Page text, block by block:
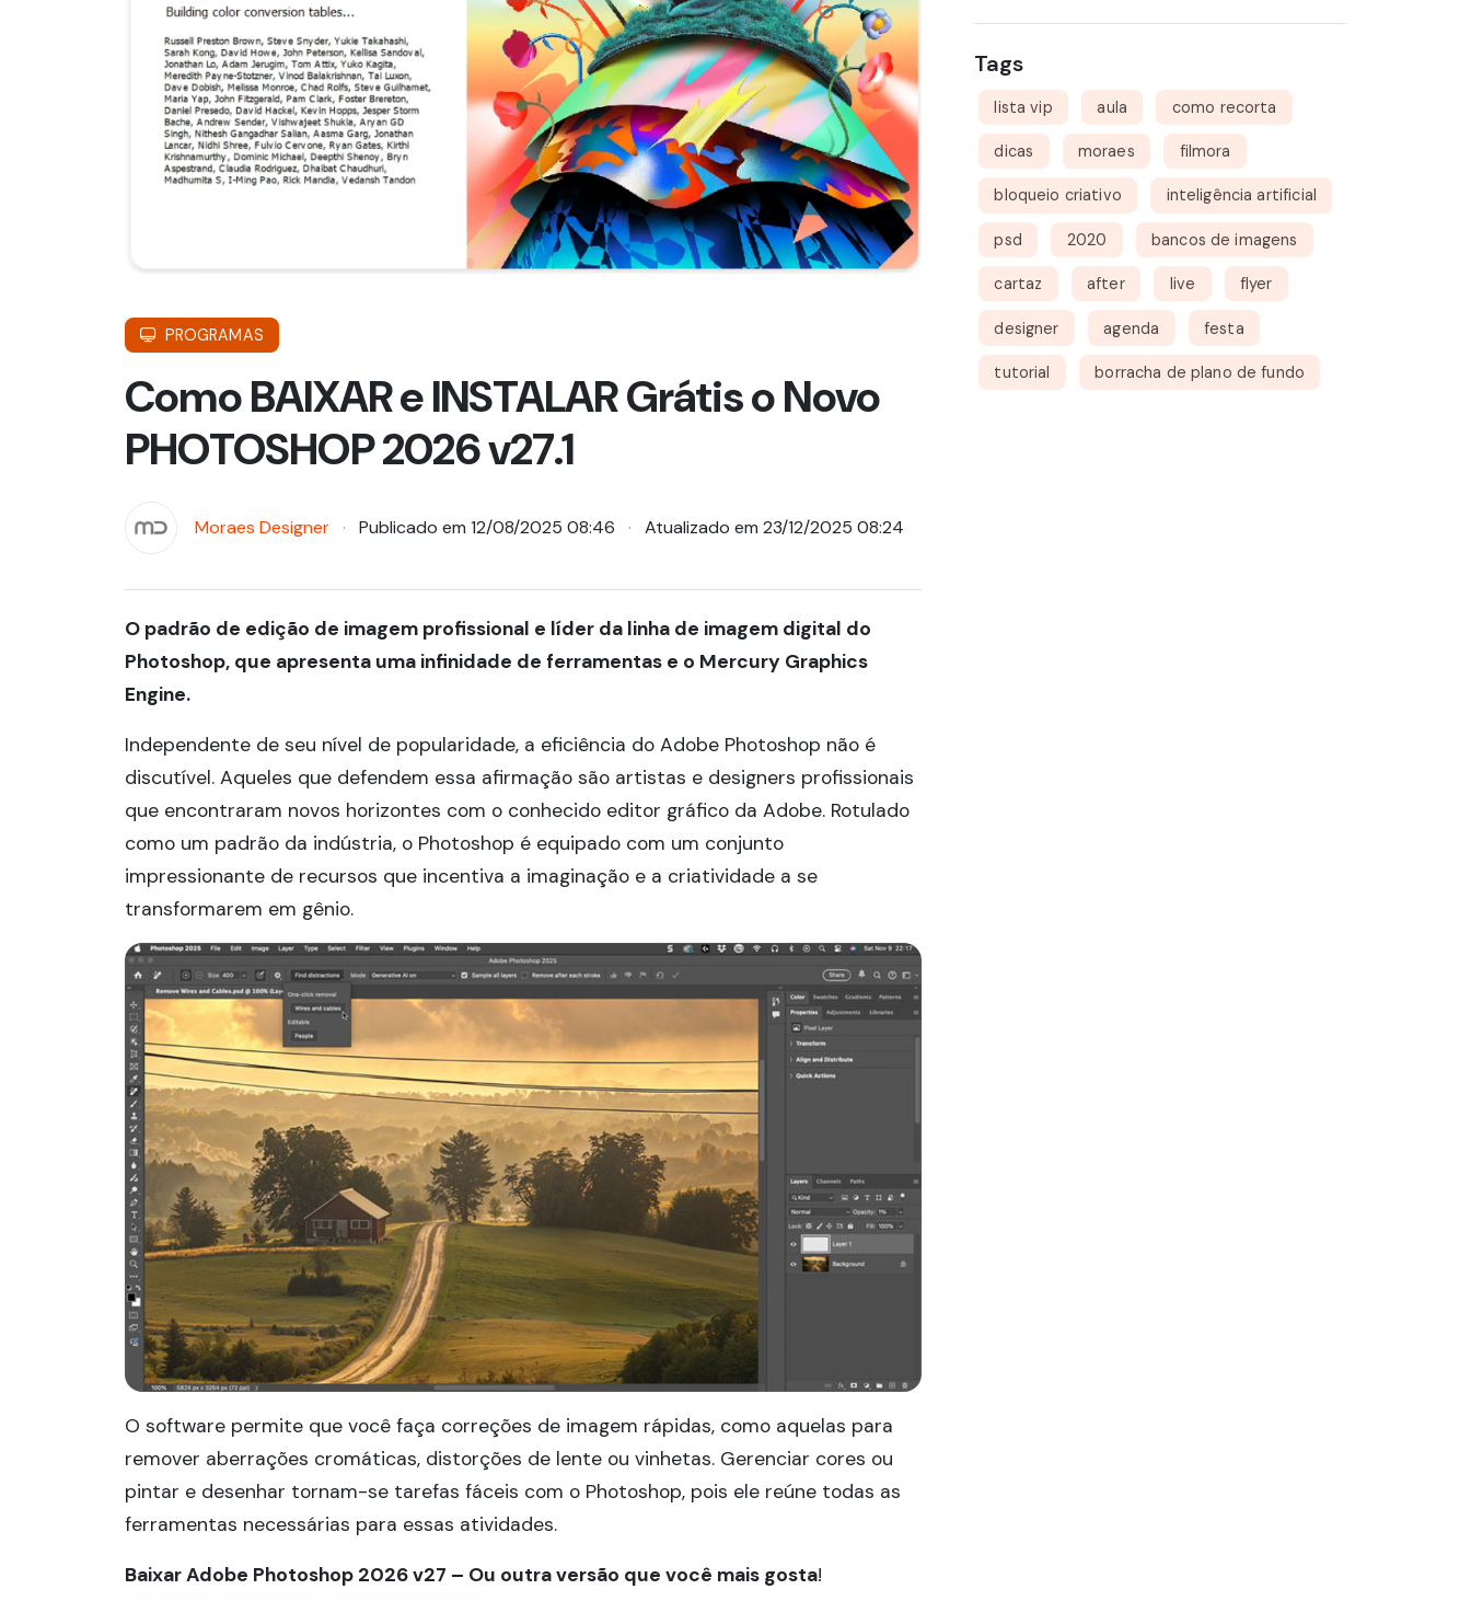
PROGRAMAS
Como BAIXAR e INSTALAR Grátis o Novo
PHOTOSHOP 2026 v27.1
Moraes Designer Publicado em 12/08/2025 08:46 Atualizado em 23/12/2025 08:24
O padrão de edição de imagem profissional e líder da linha de imagem digital do
Photoshop, que apresenta uma infinidade de ferramentas e o Mercury Graphics
Engine.
Independente de seu nível de popularidade, a eficiência do Adobe Photoshop não é
discutível. Aqueles que defendem essa afirmação são artistas e designers profissionais
que encontraram novos horizontes com o conhecido editor gráfico da Adobe. Rotulado
como um padrão da indústria, o Photoshop é equipado com um conjunto
impressionante de recursos que incentiva a imaginação e a criatividade a se
transformarem em gênio.
O software permite que você faça correções de imagem rápidas, como aquelas para
remover aberrações cromáticas, distorções de lente ou vinhetas. Gerenciar cores ou
pintar e desenhar tornam-se tarefas fáceis com o Photoshop, pois ele reúne todas as
ferramentas necessárias para essas atividades.
Baixar Adobe Photoshop 2026 v27 – Ou outra versão que você mais gosta!
Tags
lista vip aula como recorta
dicas moraes filmora
bloqueio criativo inteligência artificial
psd 2020 bancos de imagens
cartaz after live flyer
designer agenda festa
tutorial borracha de plano de fundo